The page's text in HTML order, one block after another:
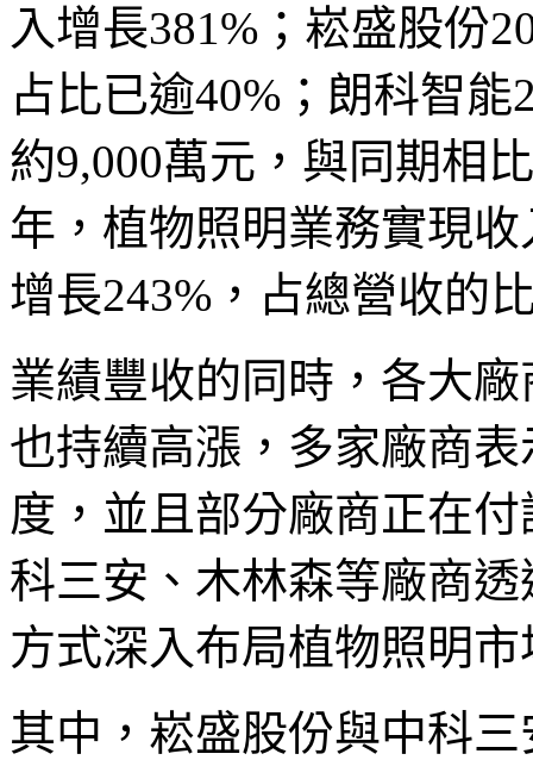
入增長381%；崧盛股份
占比已逾40%；朗科智
約9,000萬元，與同期相
年，植物照明業務實現
增長243%，占總營收的
業績豐收的同時，各大
也持續高漲，多家廠商
度，並且部分廠商正在
科三安、木林森等廠商
方式深入布局植物照明
其中，崧盛股份與中科